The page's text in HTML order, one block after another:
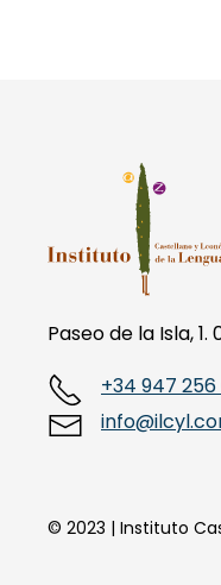
Paseo de la Isla, 1.
+34 947
© 2023 | Instituto